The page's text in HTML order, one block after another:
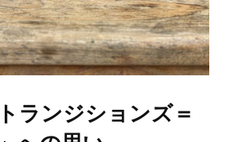
ランジションズ＝